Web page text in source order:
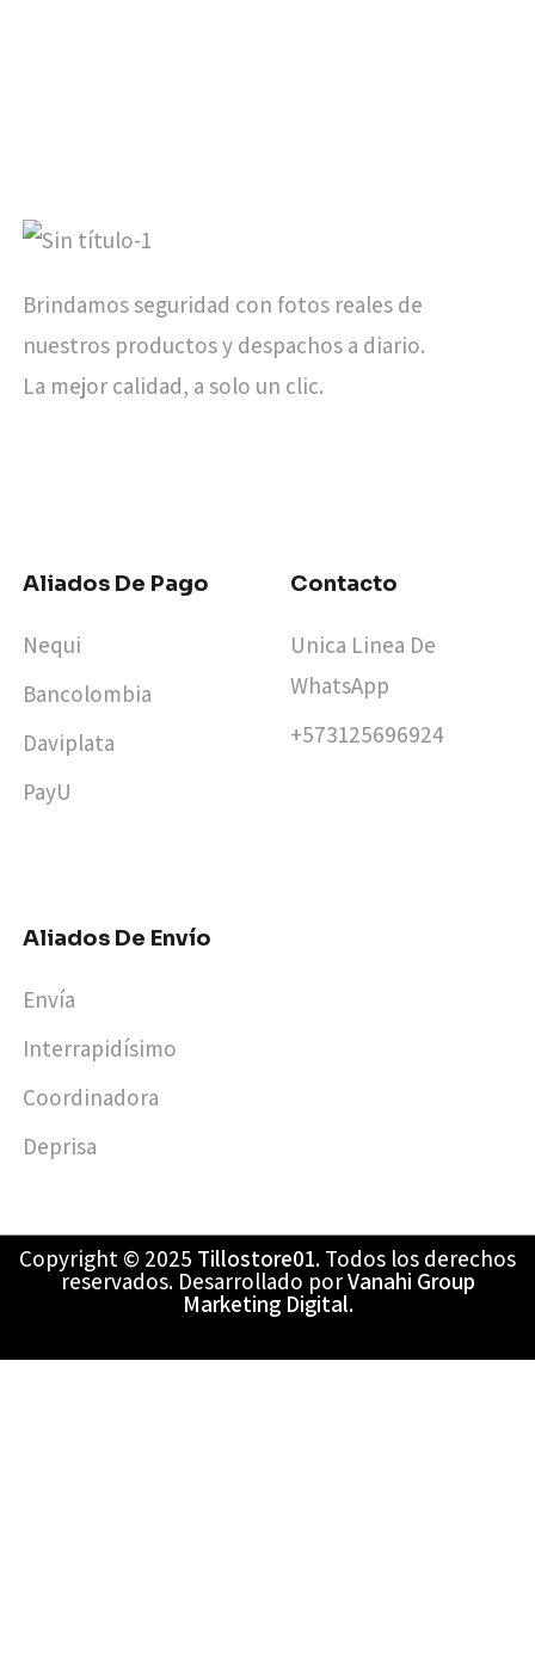
Brindamos seguridad con fotos reales de
nuestros productos y despachos a diario.
La mejor calidad, a solo un clic.
Aliados De Pago
Nequi
Bancolombia
Daviplata
PayU
Contacto
Unica Linea De
WhatsApp
+573125696924​
Aliados De Envío
Envía
Interrapidísimo
Coordinadora
Deprisa
Copyright © 2025 Tillostore01. Todos los derechos
reservados. Desarrollado porVanahi Group
Marketing Digital.